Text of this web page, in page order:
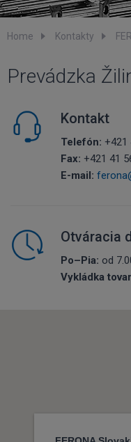
Home Kontakty
Prevádzka
Kontakt
Telefón: +421
Fax: +421 41
E-mail:
Otváracia
Po–Pia: od
Vykládka